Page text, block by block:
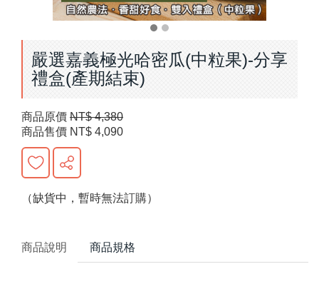
嚴選嘉義極光哈密瓜(中粒果)-分享
禮盒(產期結束)
商品原價 NT$ 4,380
商品售價 NT$ 4,090
（缺貨中，暫時無法訂購）
商品說明 商品規格